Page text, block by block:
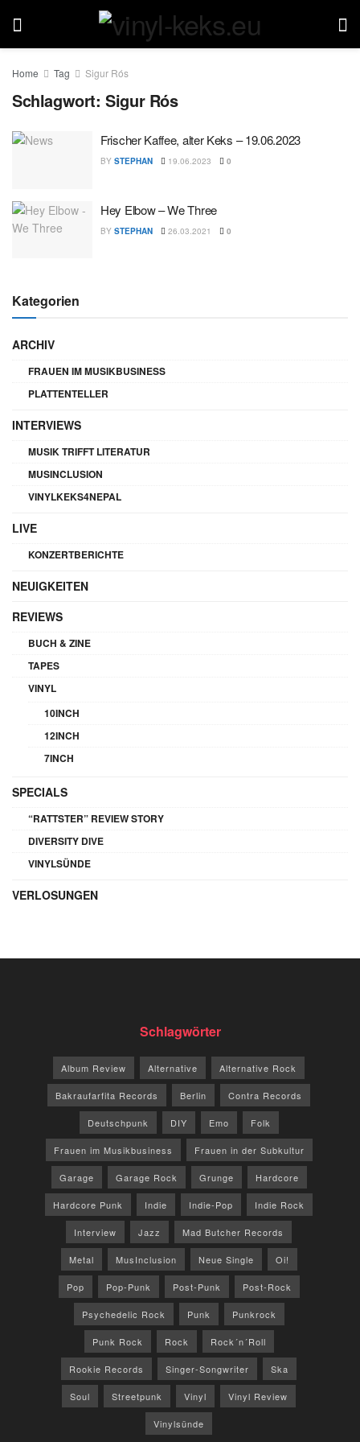
Home Tag Sigur Rós
Schlagwort:Sigur Rós
Frischer Kaffee, alter Keks – 19.06.2023
BY STEPHAN 19.06.2023 0
Hey Elbow – We Three
BY STEPHAN 26.03.2021 0
Kategorien
ARCHIV
FRAUEN IM MUSIKBUSINESS
PLATTENTELLER
INTERVIEWS
MUSIK TRIFFT LITERATUR
MUSINCLUSION
VINYLKEKS4NEPAL
LIVE
KONZERTBERICHTE
NEUIGKEITEN
REVIEWS
BUCH & ZINE
TAPES
VINYL
10INCH
12INCH
7INCH
SPECIALS
“RATTSTER” REVIEW STORY
DIVERSITY DIVE
VINYLSÜNDE
VERLOSUNGEN
Schlagwörter
Album Review Alternative Alternative Rock
Bakraufarfita Records Berlin Contra Records
Deutschpunk DIY Emo Folk
Frauen im Musikbusiness Frauen in der Subkultur
Garage Garage Rock Grunge Hardcore
Hardcore Punk Indie Indie-Pop Indie Rock
Interview Jazz Mad Butcher Records
Metal MusInclusion Neue Single Oi!
Pop Pop-Punk Post-Punk Post-Rock
Psychedelic Rock Punk Punkrock
Punk Rock Rock Rock´n´Roll
Rookie Records Singer-Songwriter Ska
Soul Streetpunk Vinyl Vinyl Review
Vinylsünde